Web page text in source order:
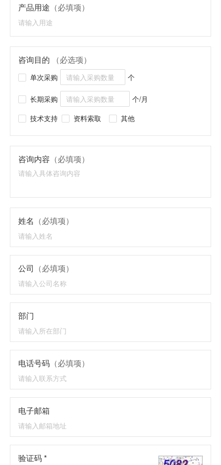
产品用途 （必填项）
咨询目的 （必选项）
单次采购 个
长期采购
个/月
技术支持
资料索取 其他
咨询内容 （必填项）
姓名 （必填项）
公司 （必填项）
部门
电话号码 （必填项）
电子邮箱
验证码 *